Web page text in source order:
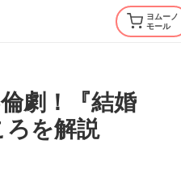
ヨムーノ
モール
劇！『結婚
ろを解説